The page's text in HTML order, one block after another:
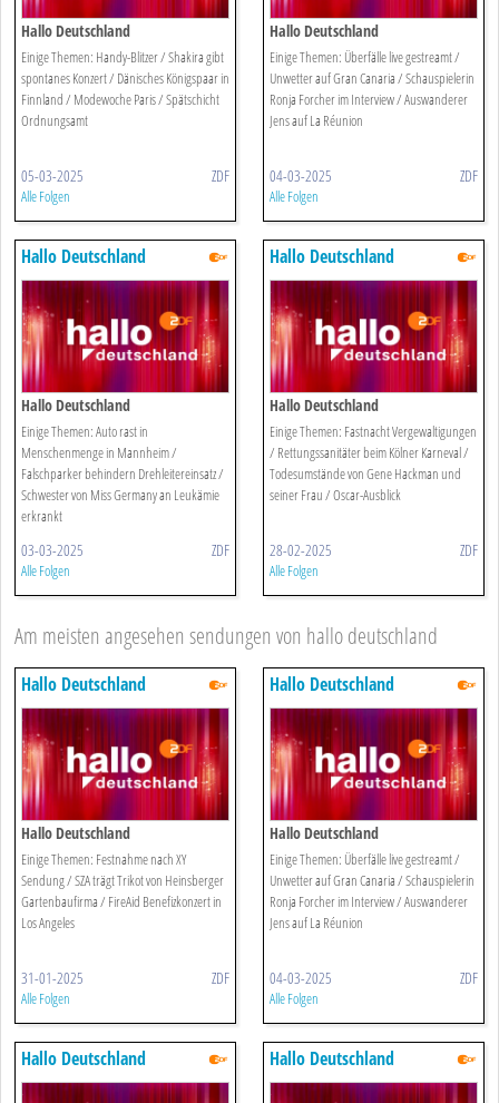
Hallo Deutschland
Einige Themen: Handy-Blitzer / Shakira gibt
spontanes Konzert / Dänisches Königspaar in
Finnland / Modewoche Paris / Spätschicht
Ordnungsamt
05-03-2025 ZDF
Alle Folgen
Hallo Deutschland
Einige Themen: Überfälle live gestreamt /
Unwetter auf Gran Canaria / Schauspielerin
Ronja Forcher im Interview / Auswanderer
Jens auf La Réunion
04-03-2025 ZDF
Alle Folgen
Hallo Deutschland
Hallo Deutschland
Einige Themen: Auto rast in
Menschenmenge in Mannheim /
Falschparker behindern Drehleitereinsatz /
Schwester von Miss Germany an Leukämie
erkrankt
03-03-2025 ZDF
Alle Folgen
Hallo Deutschland
Hallo Deutschland
Einige Themen: Fastnacht Vergewaltigungen
/ Rettungssanitäter beim Kölner Karneval /
Todesumstände von Gene Hackman und
seiner Frau / Oscar-Ausblick
28-02-2025 ZDF
Alle Folgen
Am meisten angesehen sendungen von hallo deutschland
Hallo Deutschland
Hallo Deutschland
Einige Themen: Festnahme nach XY
Sendung / SZA trägt Trikot von Heinsberger
Gartenbaufirma / FireAid Benefizkonzert in
Los Angeles
31-01-2025 ZDF
Alle Folgen
Hallo Deutschland
Hallo Deutschland
Einige Themen: Überfälle live gestreamt /
Unwetter auf Gran Canaria / Schauspielerin
Ronja Forcher im Interview / Auswanderer
Jens auf La Réunion
04-03-2025 ZDF
Alle Folgen
Hallo Deutschland Hallo Deutschland